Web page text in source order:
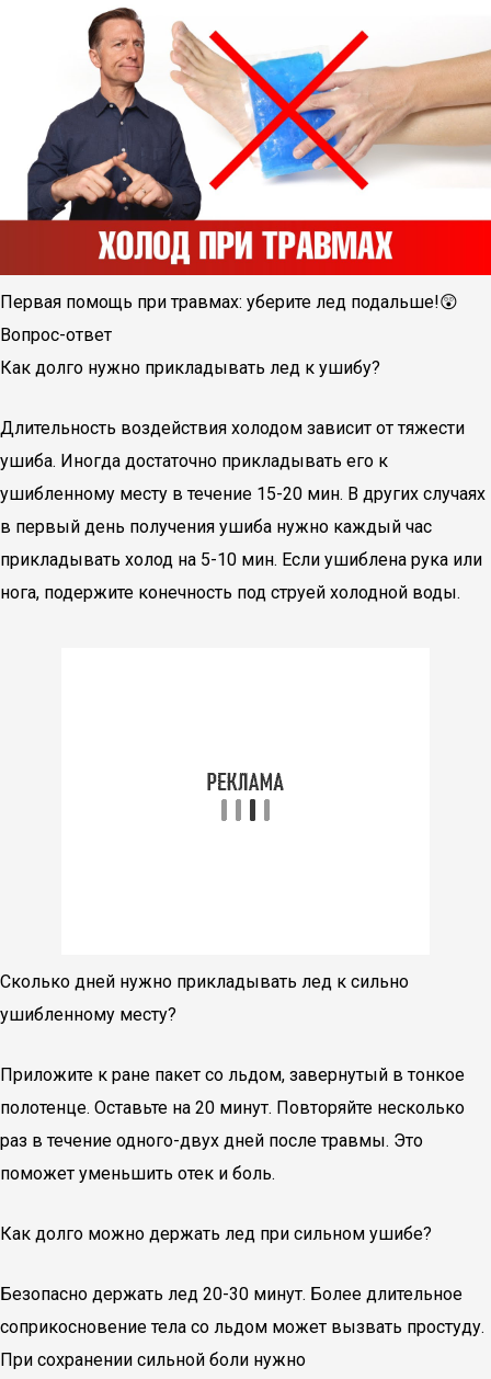
Первая помощь при травмах: уберите лед подальше!😲
Вопрос-ответ
Как долго нужно прикладывать лед к ушибу?
Длительность воздействия холодом зависит от тяжести
ушиба. Иногда достаточно прикладывать его к
ушибленному месту в течение 15-20 мин. В других случаях
в первый день получения ушиба нужно каждый час
прикладывать холод на 5-10 мин. Если ушиблена рука или
нога, подержите конечность под струей холодной воды.
Сколько дней нужно прикладывать лед к сильно
ушибленному месту?
Приложите к ране пакет со льдом, завернутый в тонкое
полотенце. Оставьте на 20 минут. Повторяйте несколько
раз в течение одного-двух дней после травмы. Это
поможет уменьшить отек и боль.
Как долго можно держать лед при сильном ушибе?
Безопасно держать лед 20-30 минут. Более длительное
соприкосновение тела со льдом может вызвать простуду.
При сохранении сильной боли нужно